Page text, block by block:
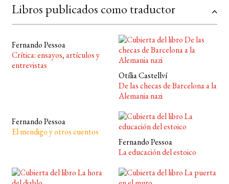
Libros publicados como traductor
Fernando Pessoa
Crítica: ensayos, artículos y
entrevistas
Otília Castellví
De las checas de Barcelona a la
Alemania nazi
Fernando Pessoa
El mendigo y otros cuentos
Fernando Pessoa
La educación del estoico